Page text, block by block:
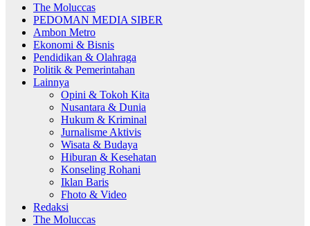
The Moluccas
PEDOMAN MEDIA SIBER
Ambon Metro
Ekonomi & Bisnis
Pendidikan & Olahraga
Politik & Pemerintahan
Lainnya
Opini & Tokoh Kita
Nusantara & Dunia
Hukum & Kriminal
Jurnalisme Aktivis
Wisata & Budaya
Hiburan & Kesehatan
Konseling Rohani
Iklan Baris
Fhoto & Video
Redaksi
The Moluccas